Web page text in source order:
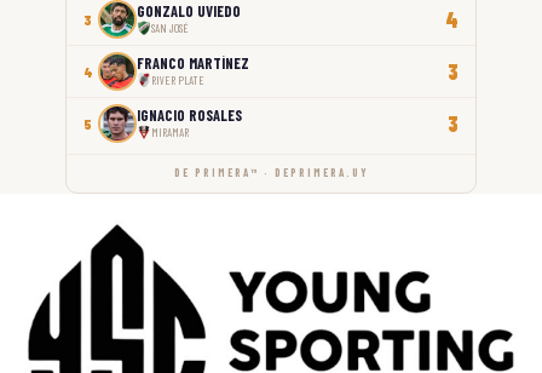
3 GONZALO UVIEDO
SAN JOSÉ 4
4 FRANCO MARTÍNEZ
RIVER PLATE 3
5 IGNACIO ROSALES
MIRAMAR 3
DE PRIMERA™ · DEPRIMERA.UY